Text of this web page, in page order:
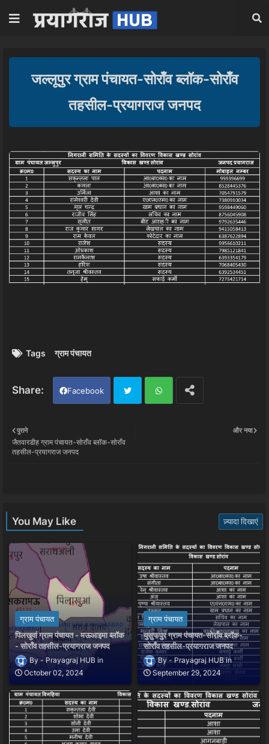
जल्लूपुर ग्राम पंचायत-सोराँव ब्लॉक-सोराँव
तहसील-प्रयागराज जनपद
Tags ग्राम पंचायत
Facebook
tter
और नया
पुराने
जैतवारडीह ग्राम पंचायत-सोराँव ब्लॉक-सोराँव
तहसील-प्रयागराज जनपद
You May Like ज़्यादा दिखाएं
ग्राम पंचायत
पिलखुवां ग्राम पंचायत - मऊआइमा ब्लॉक
- सोराँव तहसील-प्रयागराज जनपद
Prayagraj HUB
October 02, 2024
ग्राम पंचायत
युसुफपुर ग्राम पंचायत-सोराँव ब्लॉक-
सोराँव तहसील-प्रयागराज जनपद
Prayagraj HUB
September 29, 2024